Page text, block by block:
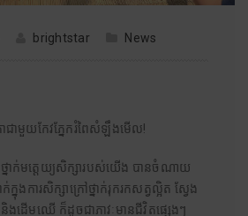
brightstar News
ាជាមួយកែវភ្នែករំពៃសំឡឹងមើល!
ថ្នាក់មត្តេយ្យសិក្សារបស់យើង បានចំណាយ
ងការសិក្សាក្រៅថ្នាក់រុករកសត្វល្អិត ស្វែង
ដើមឈើ ក៏ដូចជាភាវៈមានជីវិតផ្សេងៗ